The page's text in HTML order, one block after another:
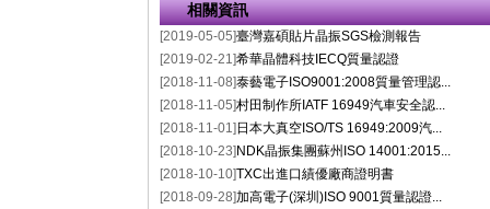
相關資訊
[2019-05-05]臺灣嘉碩貼片晶振SGS檢測報告
[2019-02-21]希華晶體科技IECQ質量認證
[2018-11-08]泰藝電子ISO9001:2008質量管理認...
[2018-11-05]村田制作所IATF 16949汽車安全認...
[2018-11-01] 日本大真空ISO/TS 16949:2009汽...
[2018-10-23] NDK晶振集團蘇州ISO 14001:2015...
[2018-10-10]TXC出進口績優廠商證明書
[2018-09-28]加高電子(深圳)ISO 9001質量認證...